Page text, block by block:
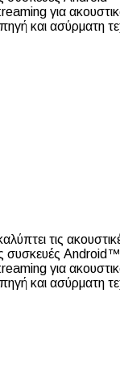
για
και
τις
για
και